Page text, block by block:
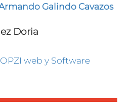
Galindo Cavazos
Doria
web y Software